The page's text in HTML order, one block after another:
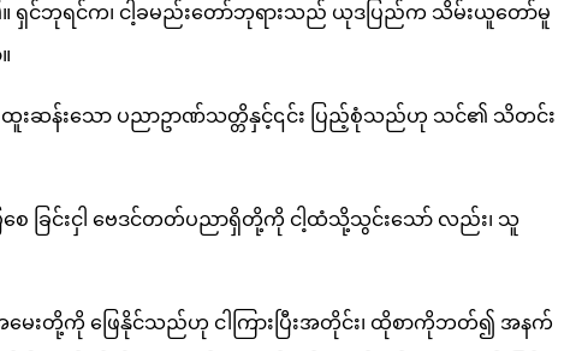
င်ဘုရင်က၊ ငါ့ခမည်းတော်ဘုရားသည် ယုဒပြည်က သိမ်းယူတော်မူ
းဆန်းသော ပညာဥာဏ်သတ္တိနှင့်၎င်း ပြည့်စုံသည်ဟု သင်၏ သိတင်း
ခြင်းငှါ ဗေဒင်တတ်ပညာရှိတို့ကို ငါ့ထံသို့သွင်းသော် လည်း၊ သူ
မေးတို့ကို ဖြေနိုင်သည်ဟု ငါကြားပြီးအတိုင်း၊ ထိုစာကိုဘတ်၍ အနက်